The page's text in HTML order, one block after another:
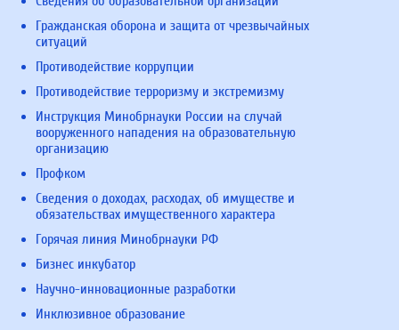
Гражданская оборона и защита от чрезвычайных
ситуаций
Противодействие коррупции
Противодействие терроризму и экстремизму
Инструкция Минобрнауки России на случай
вооруженного нападения на образовательную
организацию
Профком
Сведения о доходах, расходах, об имуществе и
обязательствах имущественного характера
Горячая линия Минобрнауки РФ
Бизнес инкубатор
Научно-инновационные разработки
Инклюзивное образование